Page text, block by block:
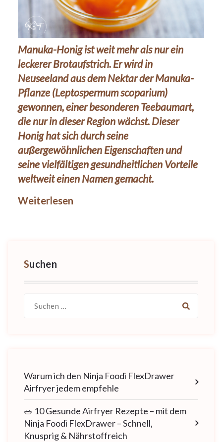
Manuka-Honig ist weit mehr als nur ein
leckerer Brotaufstrich. Er wird in
Neuseeland aus dem Nektar der Manuka-
Pflanze (Leptospermum scoparium)
gewonnen, einer besonderen Teebaumart,
die nur in dieser Region wächst. Dieser
Honig hat sich durch seine
außergewöhnlichen Eigenschaften und
seine vielfältigen gesundheitlichen Vorteile
weltweit einen Namen gemacht.
Weiterlesen
Suchen
nach:
Warum ich den Ninja Foodi FlexDrawer
Airfryer jedem empfehle
🥗 10 Gesunde Airfryer Rezepte – mit dem
Ninja Foodi FlexDrawer – Schnell,
Knusprig & Nährstoffreich